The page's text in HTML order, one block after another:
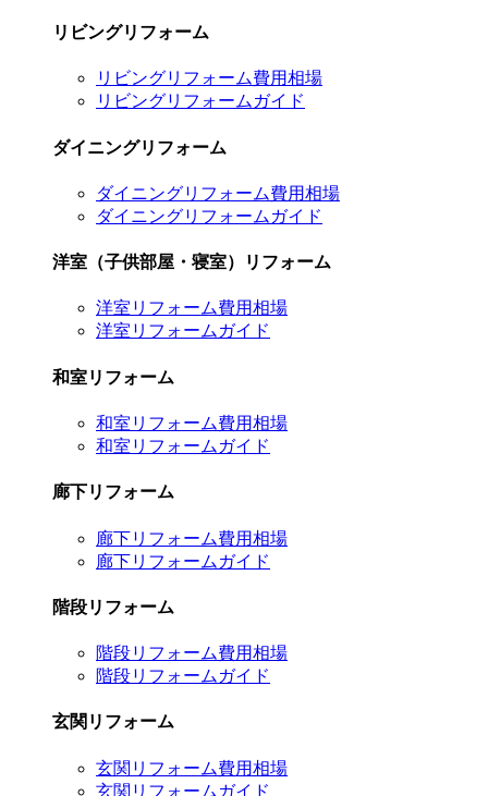
リビングリフォーム
リビングリフォーム費用相場
リビングリフォームガイド
ダイニングリフォーム
ダイニングリフォーム費用相場
ダイニングリフォームガイド
洋室（子供部屋・寝室）リフォーム
洋室リフォーム費用相場
洋室リフォームガイド
和室リフォーム
和室リフォーム費用相場
和室リフォームガイド
廊下リフォーム
廊下リフォーム費用相場
廊下リフォームガイド
階段リフォーム
階段リフォーム費用相場
階段リフォームガイド
玄関リフォーム
玄関リフォーム費用相場
玄関リフォームガイド